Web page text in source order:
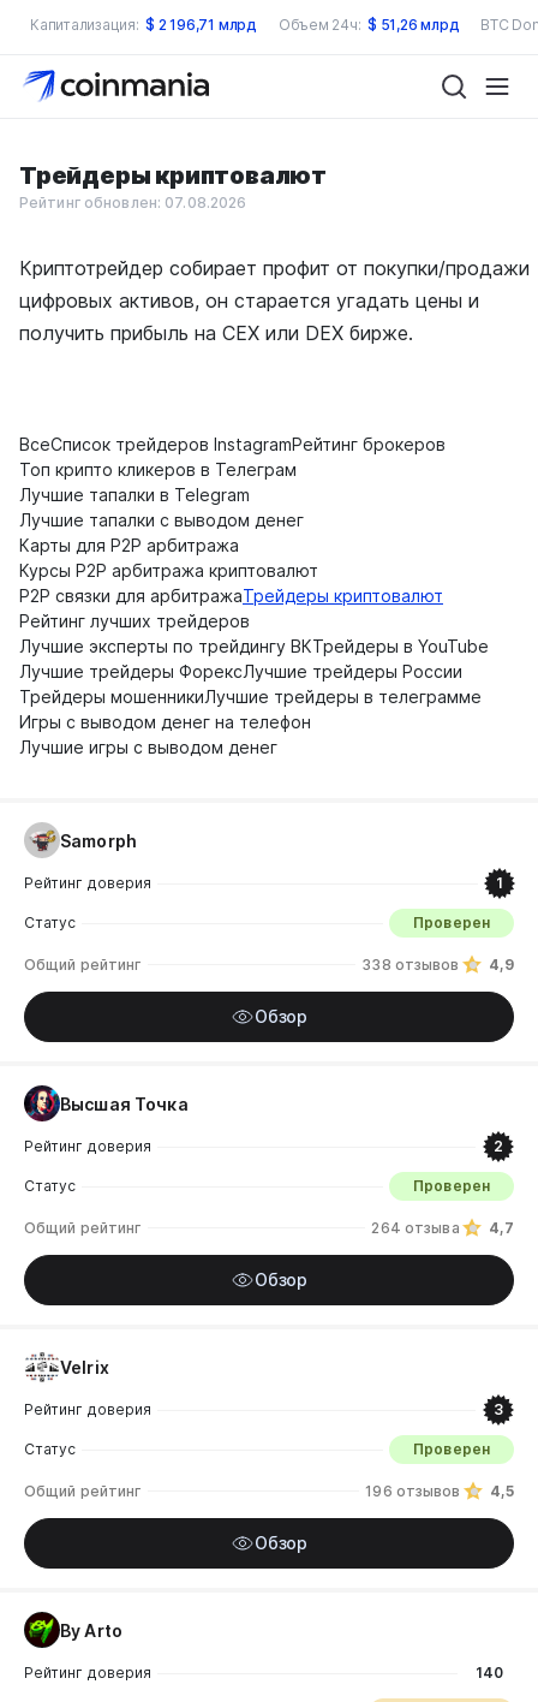
Капитализация: $ 2 196,71 млрд Объем 24ч: $ 51,26 млрд BTC
Трейдеры криптовалют
Рейтинг обновлен: 07.08.2026
Криптотрейдер собирает профит от покупки/продажи
цифровых активов, он старается угадать цены и
получить прибыль на CEX или DEX бирже.
ВсеСписок трейдеров InstagramРейтинг брокеров
Топ крипто кликеров в Телеграм
Лучшие тапалки в Telegram
Лучшие тапалки с выводом денег
Карты для P2P арбитража
Курсы P2P арбитража криптовалют
P2P связки для арбитражаТрейдеры криптовалют
Рейтинг лучших трейдеров
Лучшие эксперты по трейдингу ВКТрейдеры в YouTube
Лучшие трейдеры ФорексЛучшие трейдеры России
Трейдеры мошенникиЛучшие трейдеры в телеграмме
Игры с выводом денег на телефон
Лучшие игры с выводом денег
Рейтинг доверия 1
Samorph
Статус Проверен
Общий рейтинг 4,9
338 отзывов
Обзор
Рейтинг доверия 2
Высшая Точка
Статус Проверен
Общий рейтинг 4,7
264 отзыва
Обзор
Рейтинг доверия 3
Velrix
Статус Проверен
Общий рейтинг 4,5
196 отзывов
Обзор
Рейтинг доверия 140
By Arto